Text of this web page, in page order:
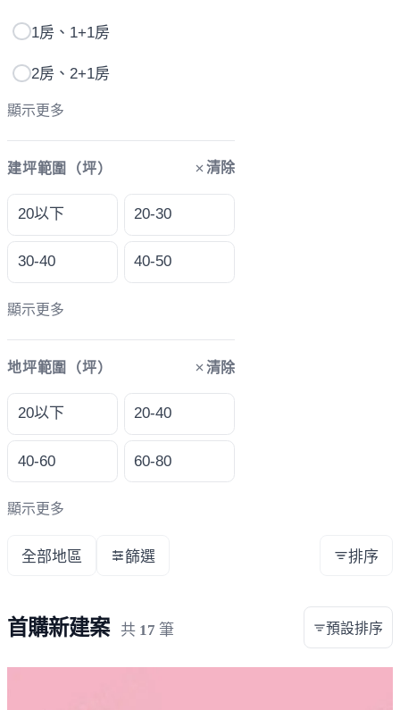
1房、1+1房
2房、2+1房
顯示更多
建坪範圍（坪） 清除
20以下 20-30
30-40 40-50
顯示更多
地坪範圍（坪） 清除
20以下 20-40
40-60 60-80
顯示更多
全部地區 篩選 排序
首購新建案 共 17 筆 預設排序